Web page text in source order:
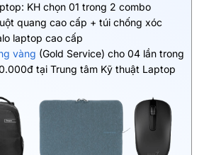
KH chọn 01 trong 2 combo
quang cao cấp + túi chống xóc
laptop cao cấp
vàng (Gold Service) cho 04 lần trong
tại Trung tâm Kỹ thuật Laptop